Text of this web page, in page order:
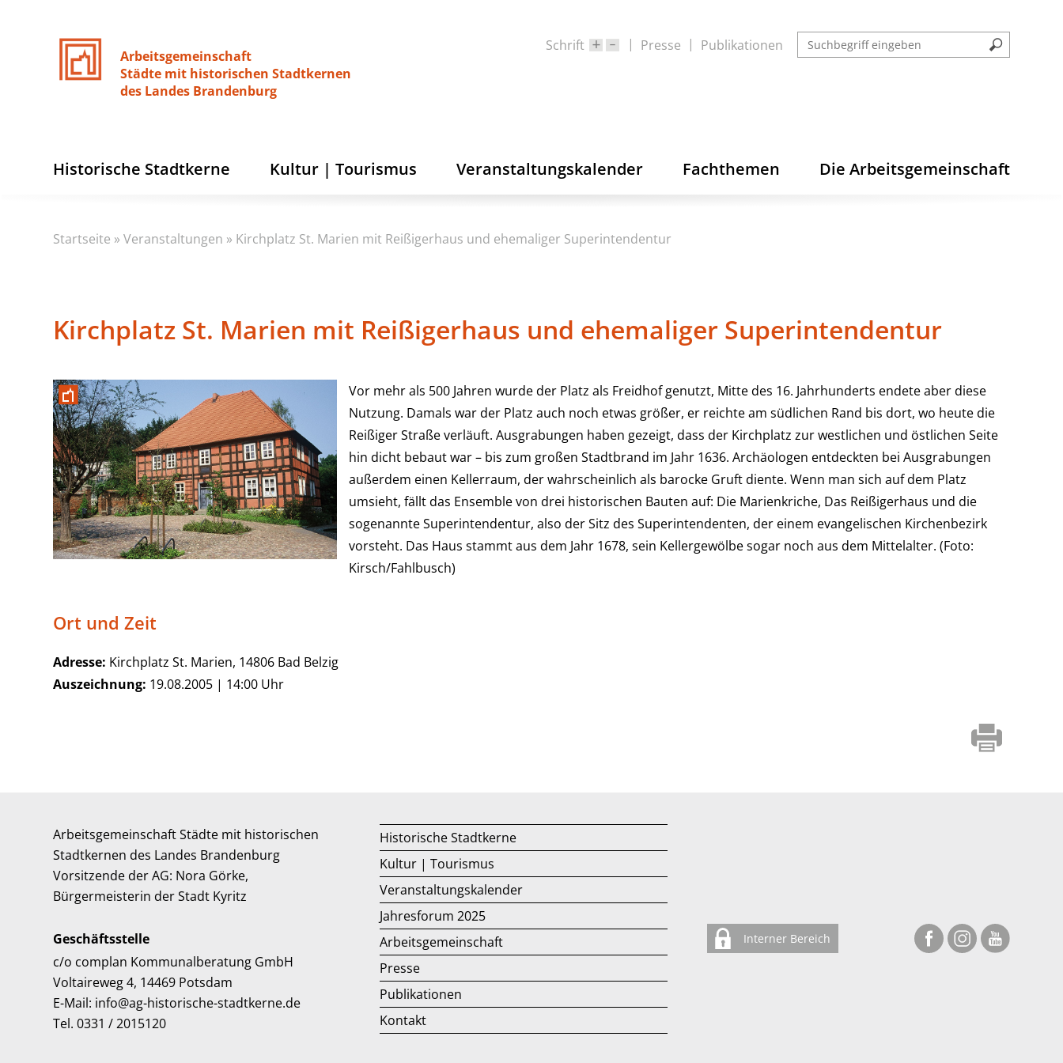
Arbeitsgemeinschaft
Städte mit historischen Stadtkernen
des Landes Brandenburg
Schrift Presse Publikationen
Historische Stadtkerne Kultur | Tourismus Veranstaltungskalender Fachthemen Die Arbeitsgemeinschaft
Startseite »Veranstaltungen » Kirchplatz St. Marien mit Reißigerhaus und ehemaliger Superintendentur
Kirchplatz St. Marien mit Reißigerhaus und ehemaliger Superintendentur
Vor mehr als 500 Jahren wurde der Platz als Freidhof genutzt, Mitte des 16. Jahrhunderts endete aber diese
Nutzung. Damals war der Platz auch noch etwas größer, er reichte am südlichen Rand bis dort, wo heute die
Reißiger Straße verläuft. Ausgrabungen haben gezeigt, dass der Kirchplatz zur westlichen und östlichen Seite
hin dicht bebaut war – bis zum großen Stadtbrand im Jahr 1636. Archäologen entdeckten bei Ausgrabungen
außerdem einen Kellerraum, der wahrscheinlich als barocke Gruft diente. Wenn man sich auf dem Platz
umsieht, fällt das Ensemble von drei historischen Bauten auf: Die Marienkriche, Das Reißigerhaus und die
sogenannte Superintendentur, also der Sitz des Superintendenten, der einem evangelischen Kirchenbezirk
vorsteht. Das Haus stammt aus dem Jahr 1678, sein Kellergewölbe sogar noch aus dem Mittelalter. (Foto:
Kirsch/Fahlbusch)
Ort und Zeit
Adresse: Kirchplatz St. Marien, 14806 Bad Belzig
Auszeichnung: 19.08.2005 | 14:00 Uhr
Arbeitsgemeinschaft Städte mit historischen
Stadtkernen des Landes Brandenburg
Vorsitzende der AG: Nora Görke,
Bürgermeisterin der Stadt Kyritz
Geschäftsstelle
c/o complan Kommunalberatung GmbH
Voltaireweg 4, 14469 Potsdam
E-Mail: info@ag-historische-stadtkerne.de
Tel. 0331 / 2015120
Historische Stadtkerne
Kultur | Tourismus
Veranstaltungskalender
Jahresforum 2025
Arbeitsgemeinschaft
Presse
Publikationen
Kontakt
Interner Bereich